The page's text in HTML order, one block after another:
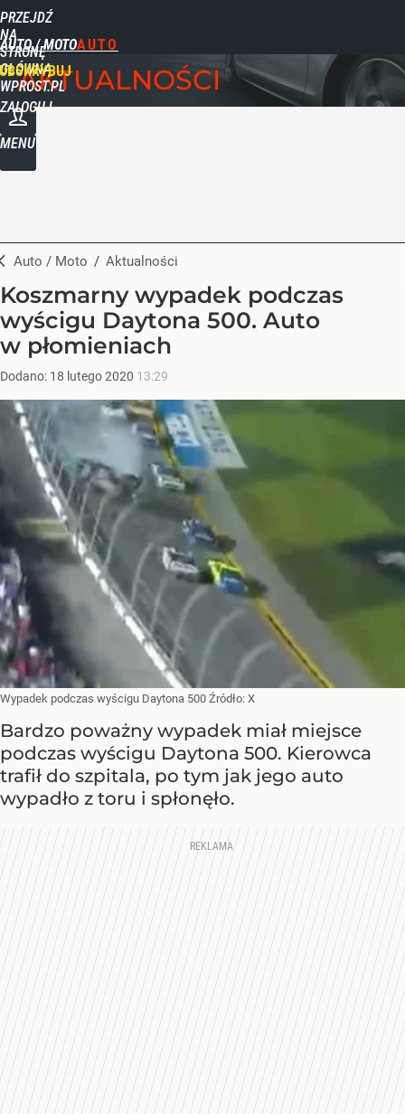
PRZEJDŹ
NA
STRONĘ
GŁÓWNĄ
WPROST.PL
AUTO / MOTO
ZALOGUJ
MENU
AKTUALNOŚCI
Auto / Moto / Aktualności
Koszmarny wypadek podczas
wyścigu Daytona 500. Auto
w płomieniach
Dodano: 18 lutego2020 13:29
Wypadek podczas wyścigu Daytona 500 Źródło: X
Bardzo poważny wypadek miał miejsce
podczas wyścigu Daytona 500. Kierowca
trafił do szpitala, po tym jak jego auto
wypadło z toru i spłonęło.